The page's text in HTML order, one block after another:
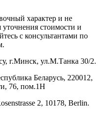
характер и не
стоимости и
с консультантами по
г.Минск, ул.М.Танка 30/2.
Беларусь, 220012,
76, пом.1Н
2, 10178, Berlin.